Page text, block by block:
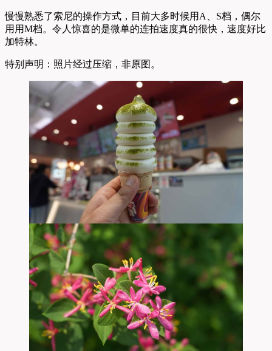
慢慢熟悉了索尼的操作方式，目前大多时候用A、S档，偶尔
用用M档。令人惊喜的是微单的连拍速度真的很快，速度好比
加特林。
特别声明：照片经过压缩，非原图。